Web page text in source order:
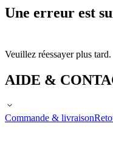
Une erreur est
Veuillez réessayer plus tard.
AIDE &
Commande & livraison